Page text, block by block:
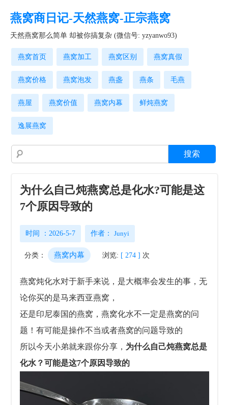
燕窝商日记-天然燕窝-正宗燕窝
天然燕窝那么简单 却被你搞复杂 (微信号: yzyanwo93)
燕窝首页 燕窝加工 燕窝区别 燕窝真假
燕窝价格 燕窝泡发 燕盏 燕条 毛燕
燕屋 燕窝价值 燕窝内幕 鲜炖燕窝
逸展燕窝
为什么自己炖燕窝总是化水?可能是这
7个原因导致的
时间 ：2026-5-7 作者：Junyi
分类： 燕窝内幕 浏览: [ 274 ] 次
燕窝炖化水对于新手来说，是大概率会发生的事，无
论你买的是马来西亚燕窝，
还是印尼泰国的燕窝，燕窝化水不一定是燕窝的问
题！有可能是操作不当或者燕窝的问题导致的
所以今天小弟就来跟你分享， 为什么自己炖燕窝总是
化水？可能是这7个原因导致的